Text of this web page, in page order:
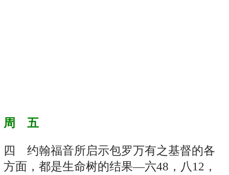
周 五
四 约翰福音所启示包罗万有之基督的各
方面，都是生命树的结果—六48，八12，